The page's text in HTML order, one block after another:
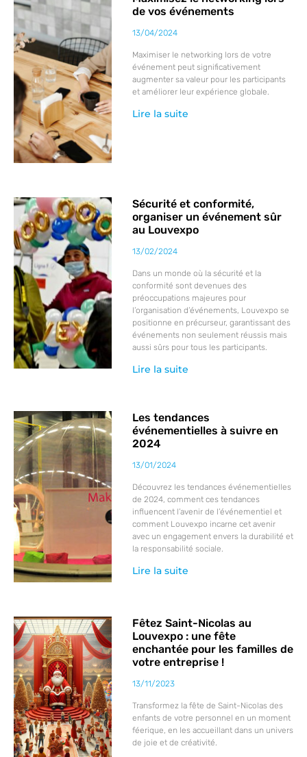
de vos événements
13/04/2024
Maximiser le networking lors de votre
événement peut significativement
augmenter sa valeur pour les participants
et améliorer leur expérience globale.
Lire la suite
Sécurité et conformité,
organiser un événement sûr
au Louvexpo
13/02/2024
Dans un monde où la sécurité et la
conformité sont devenues des
préoccupations majeures pour
l’organisation d’événements, Louvexpo se
positionne en précurseur, garantissant des
événements non seulement réussis mais
aussi sûrs pour tous les participants.
Lire la suite
Les tendances
événementielles à suivre en
2024
13/01/2024
Découvrez les tendances événementielles
de 2024, comment ces tendances
influencent l’avenir de l’événementiel et
comment Louvexpo incarne cet avenir
avec un engagement envers la durabilité et
la responsabilité sociale.
Lire la suite
Fêtez Saint-Nicolas au
Louvexpo : une fête
enchantée pour les familles de
votre entreprise !
13/11/2023
Transformez la fête de Saint-Nicolas des
enfants de votre personnel en un moment
féerique, en les accueillant dans un univers
de joie et de créativité.